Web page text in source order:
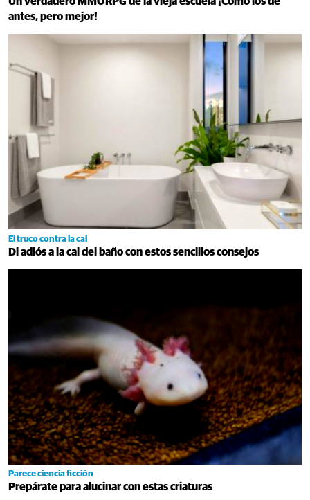
antes, pero mejor!
El truco contra la cal
Di adiós a la cal del baño con estos sencillos consejos
Parece ciencia ficción
Prepárate para alucinar con estas criaturas